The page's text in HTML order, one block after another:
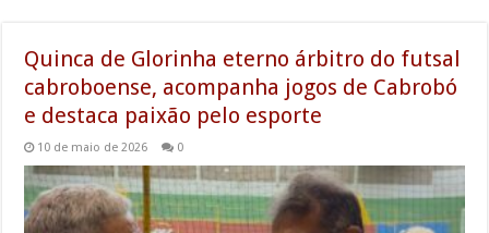
Quinca de Glorinha eterno árbitro do futsal
cabroboense, acompanha jogos de Cabrobó
e destaca paixão pelo esporte
10 de maio de 2026 0